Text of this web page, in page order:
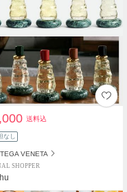
送料込
なし
VENETA
SHOPPER